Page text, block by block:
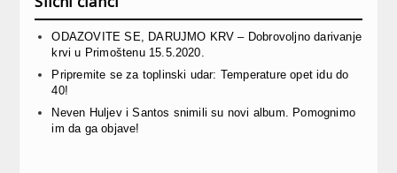
ODAZOVITE SE, DARUJMO KRV – Dobrovoljno darivanje
krvi u Primoštenu 15.5.2020.
Pripremite se za toplinski udar: Temperature opet idu do
40!
Neven Huljev i Santos snimili su novi album. Pomognimo
im da ga objave!